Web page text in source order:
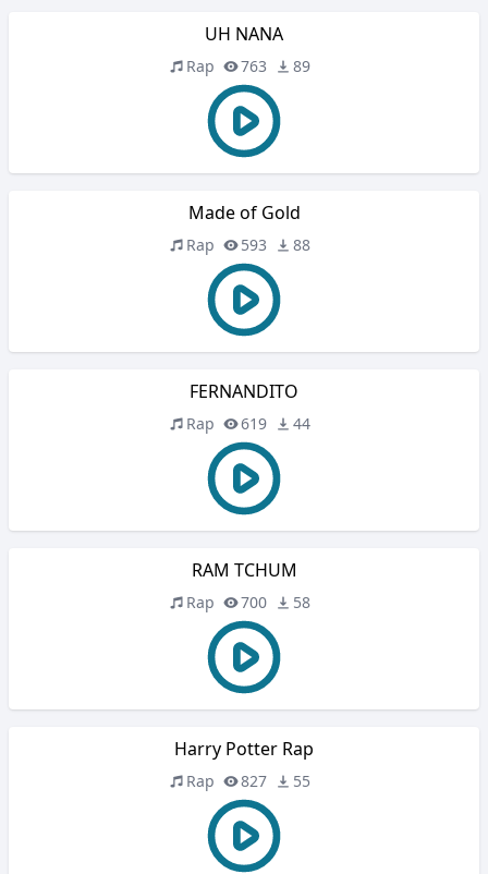
UH NANA
Rap 763 89
Made of Gold
Rap 593 88
FERNANDITO
Rap 619 44
RAM TCHUM
Rap 700 58
Harry Potter Rap
Rap 827 55